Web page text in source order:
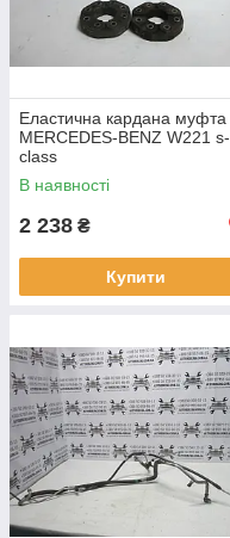
Еластична кардана муфта
MERCEDES-BENZ W221 s-
class
В наявності
2 238 ₴
Купити